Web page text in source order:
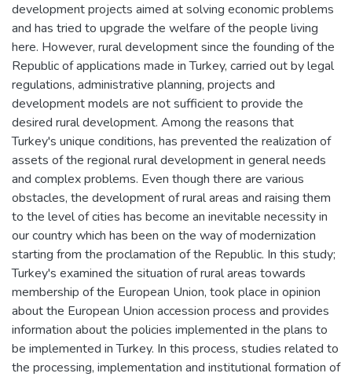
development projects aimed at solving economic problems
and has tried to upgrade the welfare of the people living
here. However, rural development since the founding of the
Republic of applications made in Turkey, carried out by legal
regulations, administrative planning, projects and
development models are not sufficient to provide the
desired rural development. Among the reasons that
Turkey's unique conditions, has prevented the realization of
assets of the regional rural development in general needs
and complex problems. Even though there are various
obstacles, the development of rural areas and raising them
to the level of cities has become an inevitable necessity in
our country which has been on the way of modernization
starting from the proclamation of the Republic. In this study;
Turkey's examined the situation of rural areas towards
membership of the European Union, took place in opinion
about the European Union accession process and provides
information about the policies implemented in the plans to
be implemented in Turkey. In this process, studies related to
the processing, implementation and institutional formation of